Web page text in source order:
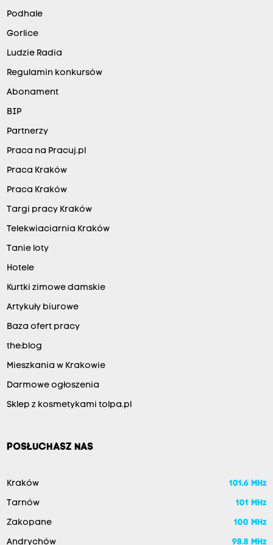
Podhale
Gorlice
Ludzie Radia
Regulamin konkursów
Abonament
BIP
Partnerzy
Praca na Pracuj.pl
Praca Kraków
Praca Kraków
Targi pracy Kraków
Telekwiaciarnia Kraków
Tanie loty
Hotele
Kurtki zimowe damskie
Artykuły biurowe
Baza ofert pracy
the:blog
Mieszkania w Krakowie
Darmowe ogłoszenia
Sklep z kosmetykami tolpa.pl
POSŁUCHASZ NAS
Kraków 101.6 MHz
Tarnów 101 MHz
Zakopane 100 MHz
Andrychów 98.8 MHz